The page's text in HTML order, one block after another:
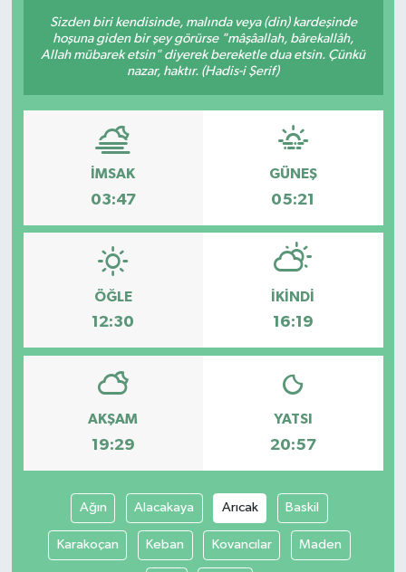
Sizden biri kendisinde, malında veya (din) kardeşinde
hoşuna giden bir şey görürse "mâşâallah, bârekallâh,
Allah mübarek etsin" diyerek bereketle dua etsin. Çünkü
nazar, haktır. (Hadis-i Şerif)
İMSAK
03:47
GÜNEŞ
05:21
ÖĞLE
12:30
İKINDI
16:19
AKŞAM
19:29
YATSI
20:57
Ağın Alacakaya Arıcak Baskil
Karakoçan Keban Kovancılar Maden